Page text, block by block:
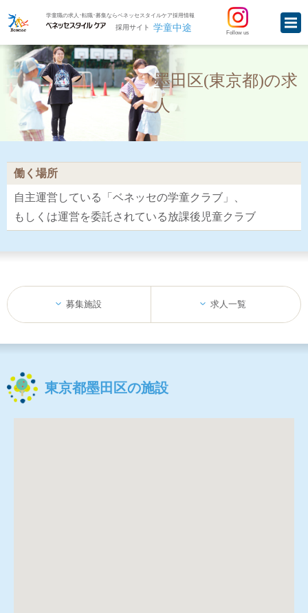
学童職の求人･転職･募集ならベネッセスタイルケア採用情報
採用サイト 学童中途 Follow us
墨田区(東京都)の求
人
働く場所
自主運営している「ベネッセの学童クラブ」、
もしくは運営を委託されている放課後児童クラブ
募集施設 求人一覧
東京都墨田区の施設